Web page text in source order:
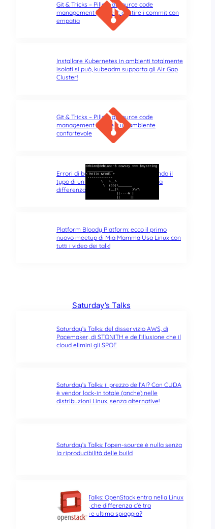
Git & Tricks – Pillole di source code
management | Parte 2: gestire i commit con
empatia
Installare Kubernetes in ambienti totalmente
isolati si può, kubeadm supporta gli Air Gap
Cluster!
Git & Tricks – Pillole di source code
management | Parte 1: un ambiente
confortevole
Errori di battitura nel terminale: quando il
typo di un singolo carattere fa tutta la
differenza del mondo
Platform Bloody Platform: ecco il primo
nuovo meetup di Mia Mamma Usa Linux con
tutti i video dei talk!
Saturday’s Talks
Saturday’s Talks: del disservizio AWS, di
Pacemaker, di STONITH e dell’illusione che il
cloud elimini gli SPOF
Saturday’s Talks: il prezzo dell’AI? Con CUDA
è vendor lock-in totale (anche) nelle
distribuzioni Linux, senza alternative!
Saturday’s Talks: l’open-source è nulla senza
la riproducibilità delle build
Saturday’s Talks: OpenStack entra nella Linux
Foundation, che differenza c’è tra
opportunità e ultima spiaggia?